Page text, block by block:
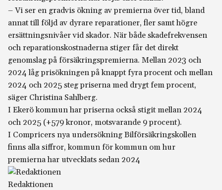
– Vi ser en gradvis ökning av premierna över tid, bland
annat till följd av dyrare reparationer, fler samt högre
ersättningsnivåer vid skador. När både skadefrekvensen
och reparationskostnaderna stiger får det direkt
genomslag på försäkringspremierna. Mellan 2023 och
2024 låg prisökningen på knappt fyra procent och mellan
2024 och 2025 steg priserna med drygt fem procent,
säger Christina Sahlberg.
I Ekerö kommun har priserna också stigit mellan 2024
och 2025 (+579 kronor, motsvarande 9 procent).
I Compricers nya undersökning Bilförsäkringskollen
finns alla siffror, kommun för kommun om hur
premierna har utvecklats sedan 2024
Redaktionen